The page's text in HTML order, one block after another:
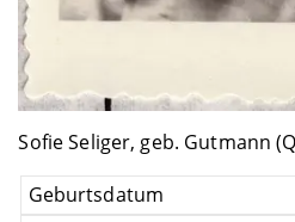
Sofie Seliger, geb. Gutmann
Geburtsdatum